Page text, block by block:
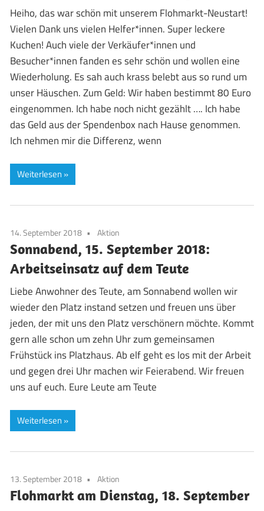
Heiho, das war schön mit unserem Flohmarkt-Neustart!
Vielen Dank uns vielen Helfer*innen. Super leckere
Kuchen! Auch viele der Verkäufer*innen und
Besucher*innen fanden es sehr schön und wollen eine
Wiederholung. Es sah auch krass belebt aus so rund um
unser Häuschen. Zum Geld: Wir haben bestimmt 80 Euro
eingenommen. Ich habe noch nicht gezählt …. Ich habe
das Geld aus der Spendenbox nach Hause genommen.
Ich nehmen mir die Differenz, wenn
Weiterlesen
14. September 2018 Aktion
Sonnabend, 15. September 2018:
Arbeitseinsatz auf dem Teute
Liebe Anwohner des Teute, am Sonnabend wollen wir
wieder den Platz instand setzen und freuen uns über
jeden, der mit uns den Platz verschönern möchte. Kommt
gern alle schon um zehn Uhr zum gemeinsamen
Frühstück ins Platzhaus. Ab elf geht es los mit der Arbeit
und gegen drei Uhr machen wir Feierabend. Wir freuen
uns auf euch. Eure Leute am Teute
Weiterlesen
13. September 2018 Aktion
Flohmarkt am Dienstag, 18. September